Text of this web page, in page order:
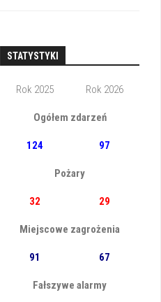
STATYSTYKI
Rok 2025 Rok 2026
Ogółem zdarzeń
124 97
Pożary
32 29
Miejscowe zagrożenia
91 67
Fałszywe alarmy